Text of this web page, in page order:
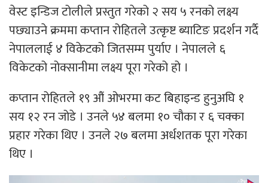
वेस्ट इन्डिज टोलीले प्रस्तुत गरेको २ सय ५ रनको लक्ष्य
पछ्याउने क्रममा कप्तान रोहितले उत्कृष्ट ब्याटिङ प्रदर्शन गर्दै
नेपाललाई ४ विकेटको जितसम्म पुर्याए । नेपालले ६
विकेटको नोक्सानीमा लक्ष्य पूरा गरेको हो ।
कप्तान रोहितले १९ औं ओभरमा कट बिहाइन्ड हुनुअघि १
सय १२ रन जोडे । उनले ५४ बलमा १० चौका र ६ चक्का
प्रहार गरेका थिए । उनले २७ बलमा अर्धशतक पूरा गरेका
थिए ।